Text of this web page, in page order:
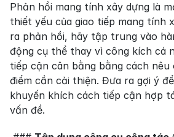
Phản hồi mang tính xây dựng là
thiết yếu của giao tiếp mang tính
ra phản hồi, hãy tập trung vào
động cụ thể thay vì công kích cá
tiếp cận cân bằng bằng cách nêu
điểm cần cải thiện. Đưa ra gợi ý
khuyến khích cách tiếp cận hợp
vấn đề.